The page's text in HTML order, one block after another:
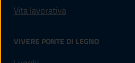
Vita lavorativa
VIVERE PONTE DI LEGNO